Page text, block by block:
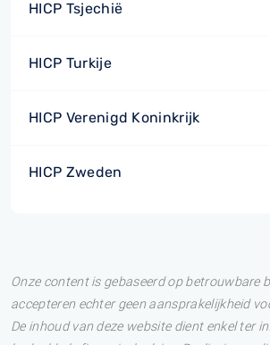
HICP Tsjechië
HICP Turkije
HICP Verenigd Koninkrijk
HICP Zweden
Onze content is gebaseerd op betrouwbare
accepteren echter geen aansprakelijkheid
De inhoud van deze website dient enkel ter